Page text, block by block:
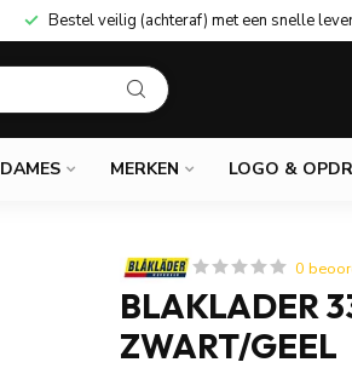
Bestel veilig (achteraf) met een snelle
DAMES MERKEN LOGO &
0
BLAKLADER
ZWART/GEEL